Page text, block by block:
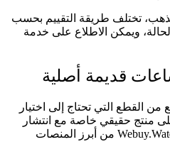
تختلف طريقة التقييم بحسب
ويمكن الاطلاع على خدمة
قديمة أصلية
القطع التي تحتاج إلى اختيار
منتج حقيقي خاصة مع انتشار
النسخ غير الأصلية، ولذا يعتبر Webuy.Watch من أبرز المنصات